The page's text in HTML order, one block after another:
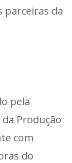
parceiras da
pela
Produção
com
do